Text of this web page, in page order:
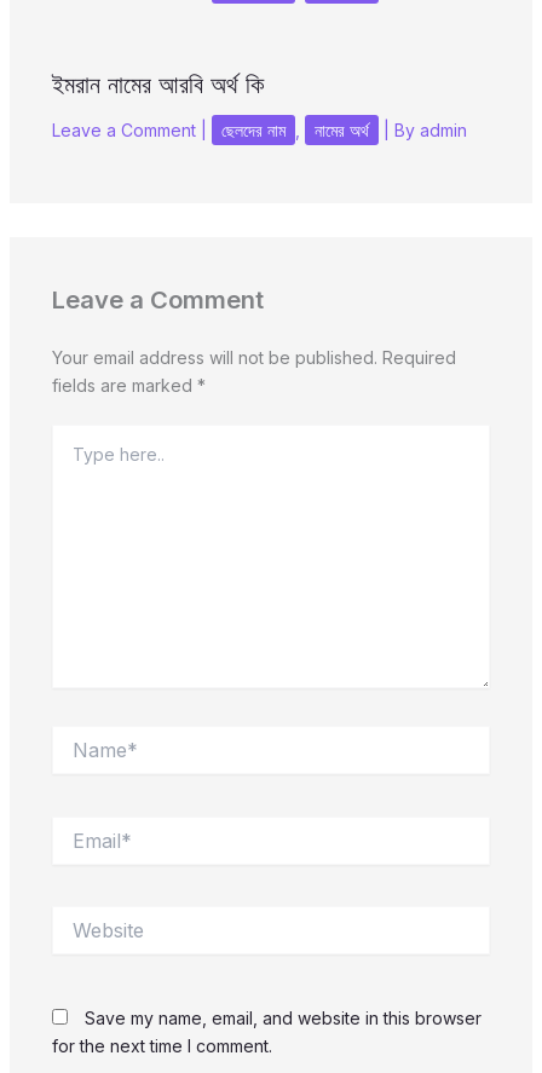
ইমরান নামের আরবি অর্থ কি
Leave a Comment ছেলদের নাম নামের অর্থ | By admin
Leave a Comment
Your email address will not be published. Required
fields are marked *
here..
Save my name, email, and website in this browser
for the next time I comment.